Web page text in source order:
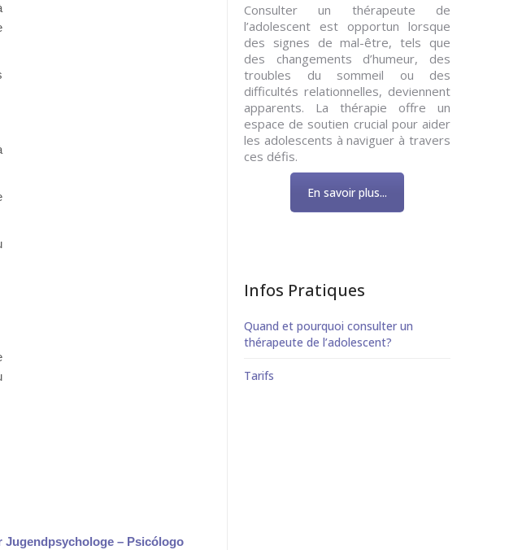
Jugendpsychologe – Psicólogo
Consulter un thérapeute de
l’adolescent est opportun lorsque
des signes de mal-être, tels que
des changements d’humeur, des
troubles du sommeil ou des
difficultés relationnelles, deviennent
apparents. La thérapie offre un
espace de soutien crucial pour aider
les adolescents à naviguer à travers
ces défis.
En savoir plus...
Infos Pratiques
Quand et pourquoi consulter un
thérapeute de l’adolescent?
Tarifs